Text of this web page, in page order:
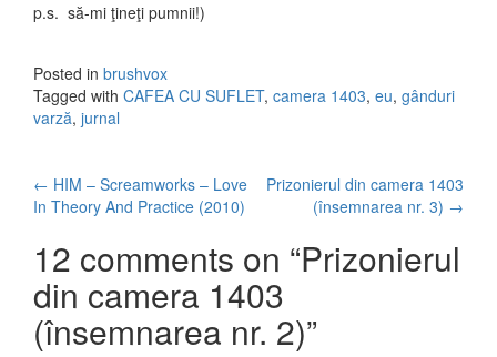
p.s. să-mi ţineţi pumnii!)
Posted in brushvox
Tagged with CAFEA CU SUFLET, camera 1403, eu, gânduri
varză, jurnal
Post navigation
← HIM – Screamworks – Love
In Theory And Practice (2010)
Prizonierul din camera 1403
(însemnarea nr. 3) →
12 comments on “Prizonierul
din camera 1403
(însemnarea nr. 2)”